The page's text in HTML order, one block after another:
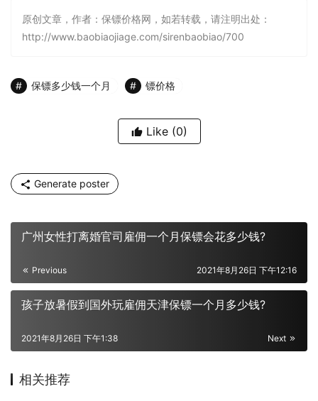
原创文章，作者：保镖价格网，如若转载，请注明出处：
http://www.baobiaojiage.com/sirenbaobiao/700
保镖多少钱一个月 镖价格
Like (0)
Generate poster
广州女性打离婚官司雇佣一个月保镖会花多少钱?
Previous 2021年8月26日 下午12:16
孩子放暑假到国外玩雇佣天津保镖一个月多少钱?
Next
2021年8月26日 下午1:38
相关推荐